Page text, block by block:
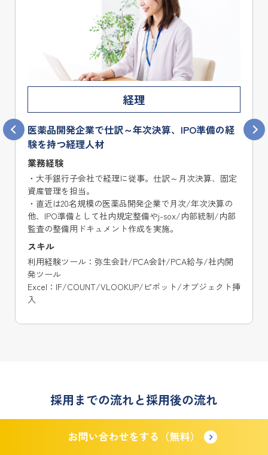
労務
多岐にわたる労務業務を効率的に一手に担当し、
組織の円滑な運営を支える総合人事プロフェッシ
ョナル
業務経験
・100名規模の専門商社で労務業務を一人で担当。
・給与計算、社会保険/労災手続き、入退社手続きなど
を担当。
・年末調整や就業規則/規程作成～改定などのオペレー
ション業務や企画業務も担当。
スキル
COMPANY、奉行シリーズ
採用までの流れと採用後の流れ
ご採用までの流れ